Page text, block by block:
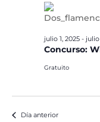
2025
Concurso:
julio 1, 2025- julio
Gratuito
Día anterior